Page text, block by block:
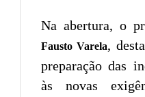
Na abertura, o
Fausto Varela,
preparação das
às novas